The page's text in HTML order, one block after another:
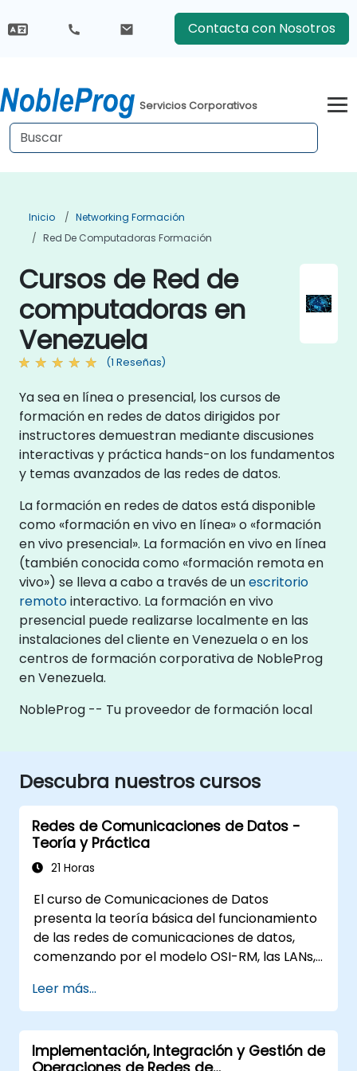
Contacta con Nosotros
Servicios Corporativos
Inicio
Networking Formación
Red De Computadoras Formación
Cursos de Red de
computadoras en
Venezuela
(1 Reseñas)
Ya sea en línea o presencial, los cursos de
formación en redes de datos dirigidos por
instructores demuestran mediante discusiones
interactivas y práctica hands-on los fundamentos
y temas avanzados de las redes de datos.
La formación en redes de datos está disponible
como «formación en vivo en línea» o «formación
en vivo presencial». La formación en vivo en línea
(también conocida como «formación remota en
vivo») se lleva a cabo a través de unescritorio
remotointeractivo. La formación en vivo
presencial puede realizarse localmente en las
instalaciones del cliente en Venezuela o en los
centros de formación corporativa de NobleProg
en Venezuela.
NobleProg -- Tu proveedor de formación local
Descubra nuestros cursos
Redes de Comunicaciones de Datos -
Teoría y Práctica
21 Horas
El curso de Comunicaciones de Datos
presenta la teoría básica del funcionamiento
de las redes de comunicaciones de datos,
comenzando por el modelo OSI-RM, las LANs,
seguridad y las aplicaciones de red. El curso
proporciona al estudiante un conocimiento
general de la arquitectura, los componentes
de hardware, la configuración de software y
Leer más...
Implementación, Integración y Gestión de